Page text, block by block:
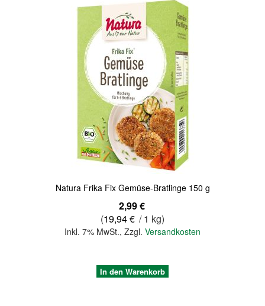
Natura Frika Fix Gemüse-Bratlinge 150 g
2,99 €
(19,94 € / 1 kg)
Inkl. 7% MwSt., Zzgl. Versandkosten
In den Warenkorb